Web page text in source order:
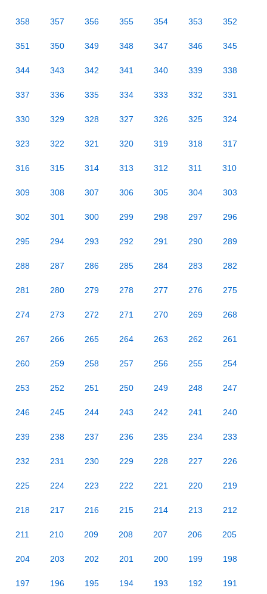
358 357 356 355 354 353 352
351 350 349 348 347 346 345
344 343 342 341 340 339 338
337 336 335 334 333 332 331
330 329 328 327 326 325 324
323 322 321 320 319 318 317
316 315 314 313 312 311 310
309 308 307 306 305 304 303
302 301 300 299 298 297 296
295 294 293 292 291 290 289
288 287 286 285 284 283 282
281 280 279 278 277 276 275
274 273 272 271 270 269 268
267 266 265 264 263 262 261
260 259 258 257 256 255 254
253 252 251 250 249 248 247
246 245 244 243 242 241 240
239 238 237 236 235 234 233
232 231 230 229 228 227 226
225 224 223 222 221 220 219
218 217 216 215 214 213 212
211 210 209 208 207 206 205
204 203 202 201 200 199 198
197 196 195 194 193 192 191